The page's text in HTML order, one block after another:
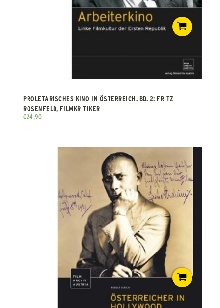
PROLETARISCHES KINO IN ÖSTERREICH. BD. 2: FRITZ
ROSENFELD, FILMKRITIKER
€24,90